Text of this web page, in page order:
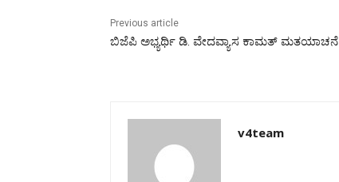
Previous article
ಬಿಜೆಪಿ ಅಭ್ಯರ್ಥಿ ಡಿ. ವೇದವ್ಯಾಸ ಕಾಮತ್ ಮತಯಾಚನೆ
v4team